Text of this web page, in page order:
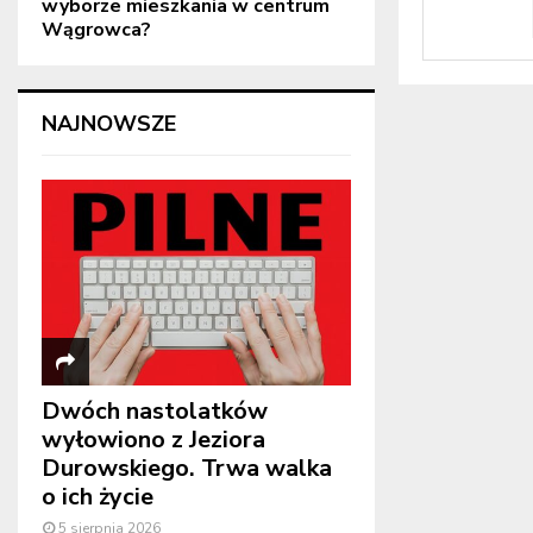
wyborze mieszkania w centrum
Wągrowca?
NAJNOWSZE
Dwóch nastolatków
wyłowiono z Jeziora
Durowskiego. Trwa walka
o ich życie
5 sierpnia 2026